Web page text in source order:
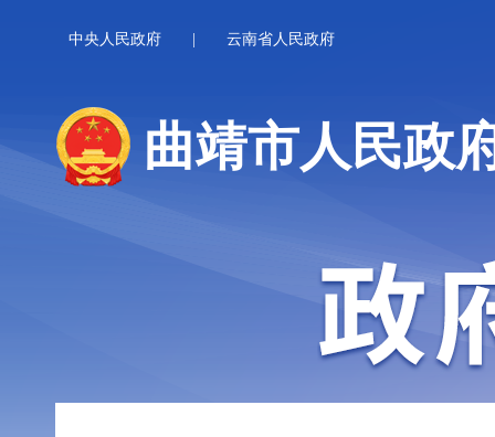
中央人民政府 云南省人民政府
曲靖市人民政